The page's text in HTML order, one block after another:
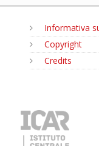
Informativa
Copyright
Credits